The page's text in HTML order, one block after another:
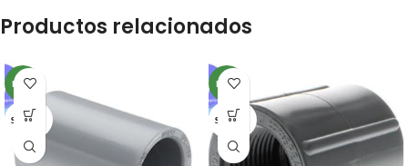
Productos relacionados
NEW
SPEARS
NEW
SPEARS